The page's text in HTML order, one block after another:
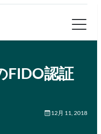
FIDO認証
12月 11, 2018